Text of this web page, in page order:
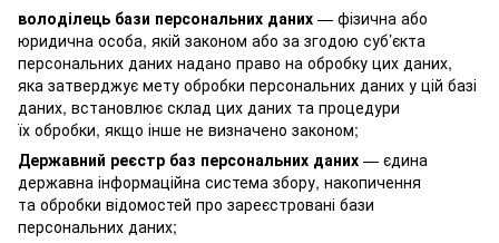
володілець бази персональних даних — фізична або
юридична особа, якій законом або за згодою суб’єкта
персональних даних надано право на обробку цих даних,
яка затверджує мету обробки персональних даних у цій базі
даних, встановлює склад цих даних та процедури
їх обробки, якщо інше не визначено законом;
Державний реєстр баз персональних даних — єдина
державна інформаційна система збору, накопичення
та обробки відомостей про зареєстровані бази
персональних даних;